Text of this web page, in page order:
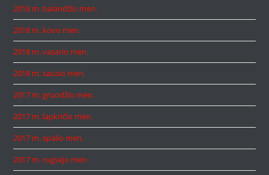
2018 m. balandžio mėn.
2018 m. kovo mėn.
2018 m. vasario mėn.
2018 m. sausio mėn.
2017 m. gruodžio mėn.
2017 m. lapkričio mėn.
2017 m. spalio mėn.
2017 m. rugsėjo mėn.